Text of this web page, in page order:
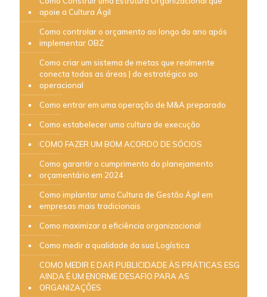
apoie a Cultura Ágil
Como controlar o orçamento ao longo do ano após
implementar OBZ
Como criar um sistema de metas que realmente
conecta todas as áreas | do estratégico ao
operacional
Como entrar em uma operação de M&A preparado
Como estabelecer uma cultura de execução
COMO FAZER UM BOM ACORDO DE SÓCIOS
Como garantir o cumprimento do planejamento
orçamentário em 2024
Como implantar uma Cultura de Gestão Ágil em
empresas mais tradicionais
Como maximizar a eficiência organizacional
Como medir a qualidade da sua Logística
COMO MEDIR E DAR PUBLICIDADE ÀS PRÁTICAS ESG
AINDA É UM ENORME DESAFIO PARA AS
ORGANIZAÇÕES